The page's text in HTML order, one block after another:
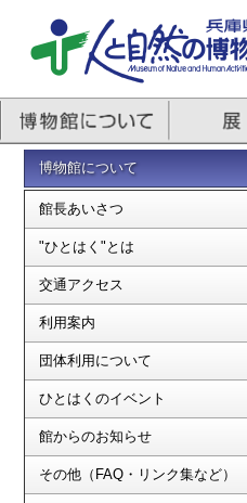
博物館について
館長あいさつ
"ひとはく"とは
交通アクセス
利用案内
団体利用について
ひとはくのイベント
館からのお知らせ
その他（FAQ・リンク集など）